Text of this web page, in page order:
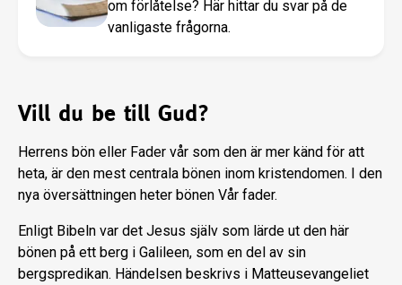
om förlåtelse? Här hittar du svar på de
vanligaste frågorna.
Vill du be till Gud?
Herrens bön eller Fader vår som den är mer känd för att
heta, är den mest centrala bönen inom kristendomen. I den
nya översättningen heter bönen Vår fader.
Enligt Bibeln var det Jesus själv som lärde ut den här
bönen på ett berg i Galileen, som en del av sin
bergspredikan. Händelsen beskrivs i Matteusevangeliet